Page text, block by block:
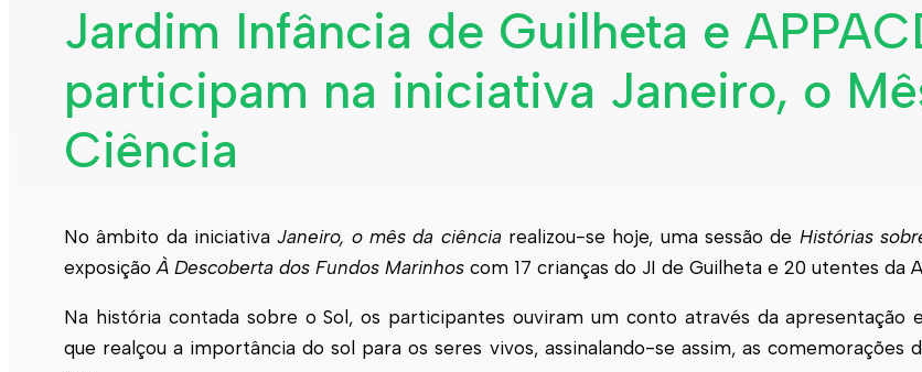
Jardim Infância de Guilheta e
participam na iniciativa Janeiro, o
Ciência
No âmbito da iniciativaJaneiro, o mês da ciênciarealizou-se hoje, uma sessão de Histórias
exposição À Descoberta dos Fundos Marinhos com 17 crianças do JI de Guilheta e 20 utentes da
Na história contada sobre o Sol, os participantes ouviram um conto através da apresentação
que realçou a importância do sol para os seres vivos, assinalando-se assim, as comemorações